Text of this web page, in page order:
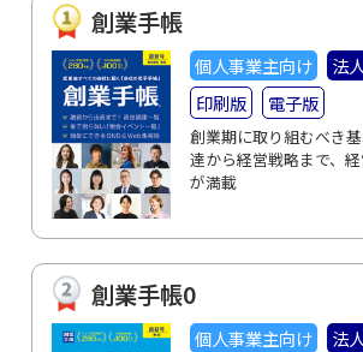
創業手帳
個人事業主向け
法
印刷版
電子版
創業期に取り組むべき
達から経営戦略まで、
が満載
創業手帳0
個人事業主向け
法